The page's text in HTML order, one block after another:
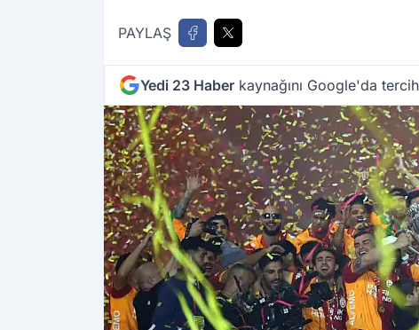
PAYLAŞ
Yedi 23 Haber kaynağını Google'da